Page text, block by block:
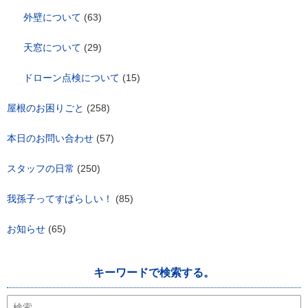
外壁について (63)
天窓について (29)
ドローン点検について (15)
屋根のお困りごと (258)
本日のお問い合わせ (57)
スタッフの日常 (250)
我孫子ってすばらしい！ (85)
お知らせ (65)
キーワードで検索する。
検